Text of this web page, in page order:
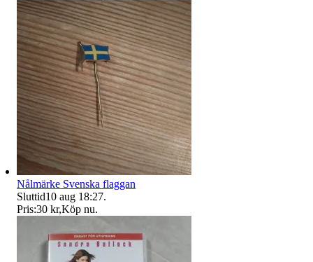
Nålmärke Svenska flaggan
Sluttid10 aug 18:27.
Pris:30 kr,Köp nu.